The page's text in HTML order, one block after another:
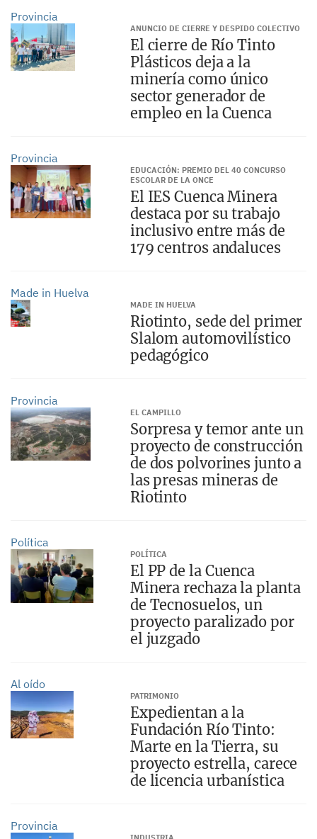
Provincia
ANUNCIO DE CIERRE Y DESPIDO COLECTIVO
El cierre de Río Tinto
Plásticos deja a la
minería como único
sector generador de
empleo en la Cuenca
Provincia
EDUCACIÓN: PREMIO DEL 40 CONCURSO
ESCOLAR DE LA ONCE
El IES Cuenca Minera
destaca por su trabajo
inclusivo entre más de
179 centros andaluces
Made in Huelva
MADE IN HUELVA
Riotinto, sede del primer
Slalom automovilístico
pedagógico
Provincia
EL CAMPILLO
Sorpresa y temor ante un
proyecto de construcción
de dos polvorines junto a
las presas mineras de
Riotinto
Política
POLÍTICA
El PP de la Cuenca
Minera rechaza la planta
de Tecnosuelos, un
proyecto paralizado por
el juzgado
Al oído
PATRIMONIO
Expedientan a la
Fundación Río Tinto:
Marte en la Tierra, su
proyecto estrella, carece
de licencia urbanística
Provincia